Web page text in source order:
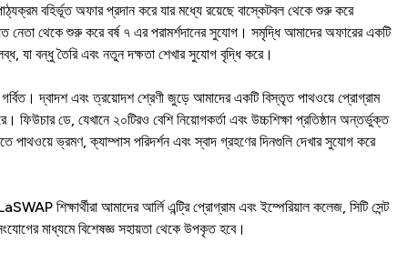
বহির্ভূত অফার প্রদান করে যার মধ্যে রয়েছে বাস্কেটবল থেকে শুরু করে
নেতা থেকে শুরু করে বর্ষ ৭ এর পরামর্শদানের সুযোগ। সমৃদ্ধি আমাদের অফারের একটি
যা বন্ধু তৈরি এবং নতুন দক্ষতা শেখার সুযোগ বৃদ্ধি করে।
গর্বিত। দ্বাদশ এবং ত্রয়োদশ শ্রেণী জুড়ে আমাদের একটি বিস্তৃত পাথওয়ে প্রোগ্রাম
ফিউচার ডে, যেখানে ২০টিরও বেশি নিয়োগকর্তা এবং উচ্চশিক্ষা প্রতিষ্ঠান অন্তর্ভুক্ত
পাথওয়ে ভ্রমণ, ক্যাম্পাস পরিদর্শন এবং স্বাদ গ্রহণের দিনগুলি দেখার সুযোগ করে
শিক্ষার্থীরা আমাদের আর্লি এন্ট্রি প্রোগ্রাম এবং ইম্পেরিয়াল কলেজ, সিটি সেন্ট
মাধ্যমে বিশেষজ্ঞ সহায়তা থেকে উপকৃত হবে।